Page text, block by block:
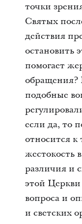
точки
Святых
действия
остановить
помогает
обращения?
подобные
если да, то
относится к
жестокость
различия и
этой Церкви
вопроса и
и светских